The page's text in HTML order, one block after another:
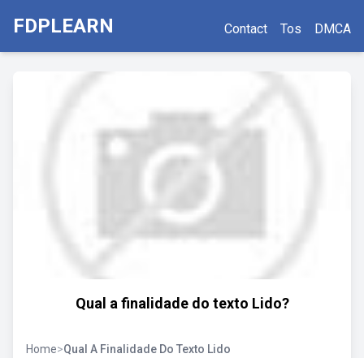
FDPLEARN Contact Tos DMCA
Qual a finalidade do texto Lido?
Home>Qual A Finalidade Do Texto Lido